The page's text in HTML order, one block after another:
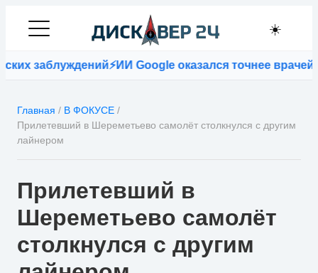
☀️
заблуждений⚡ИИ Google оказался точнее врачей
Главная / В ФОКУСЕ /
Прилетевший в Шереметьево самолёт столкнулся с другим
лайнером
Прилетевший в
Шереметьево самолёт
столкнулся с другим